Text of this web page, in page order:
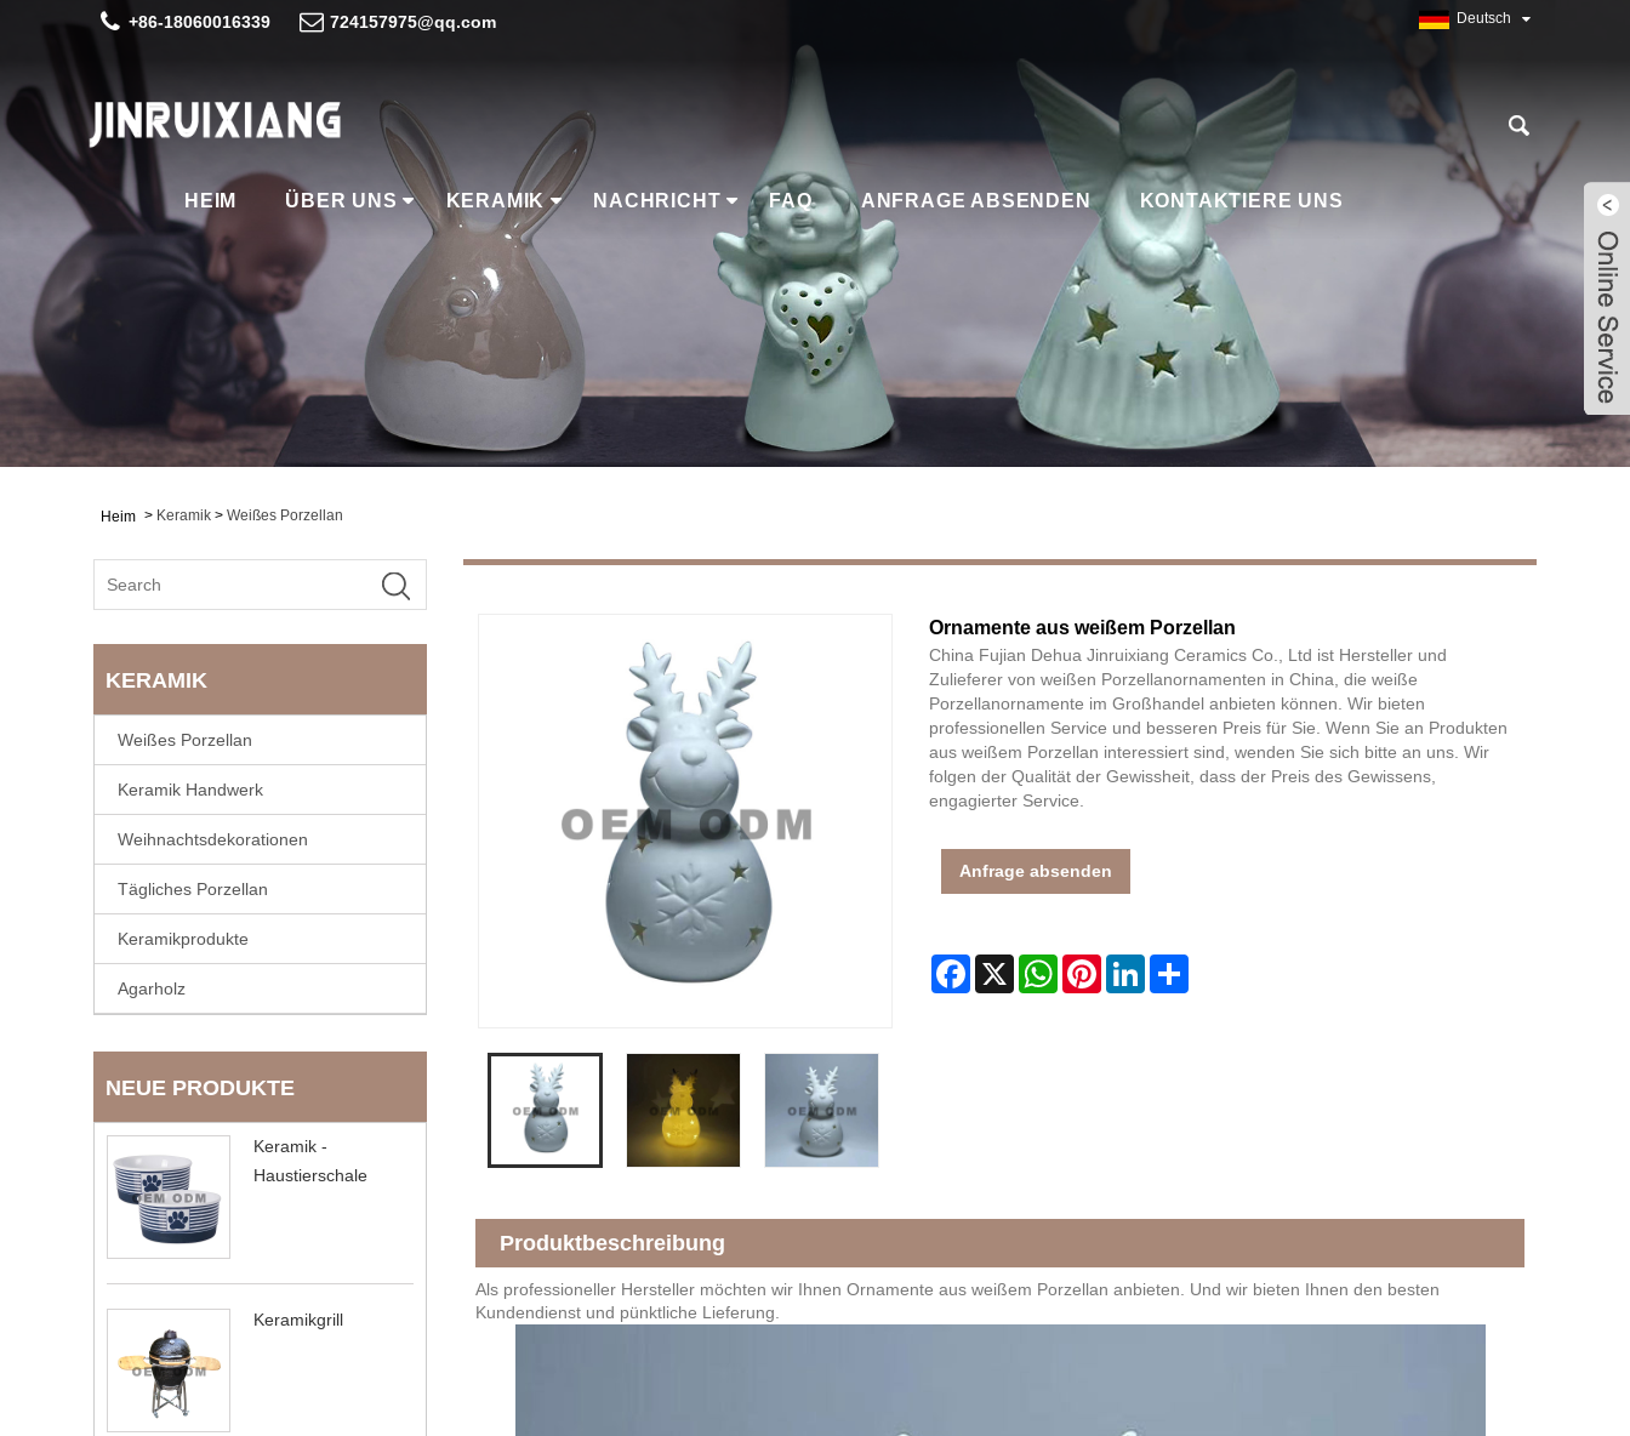
+86-18060016339 724157975@qq.com Deutsch
HEIM ÜBER UNS KERAMIK NACHRICHT FAQ ANFRAGE ABSENDEN KONTAKTIERE UNS
Heim > Keramik > Weißes Porzellan
KERAMIK
Weißes Porzellan
Keramik Handwerk
Weihnachtsdekorationen
Tägliches Porzellan
Keramikprodukte
Agarholz
NEUE PRODUKTE
Keramik -
Haustierschale
Keramikgrill
Ornamente aus weißem Porzellan
China Fujian Dehua Jinruixiang Ceramics Co., Ltd ist Hersteller und
Zulieferer von weißen Porzellanornamenten in China, die weiße
Porzellanornamente im Großhandel anbieten können. Wir bieten
professionellen Service und besseren Preis für Sie. Wenn Sie an Produkten
aus weißem Porzellan interessiert sind, wenden Sie sich bitte an uns. Wir
folgen der Qualität der Gewissheit, dass der Preis des Gewissens,
engagierter Service.
Anfrage absenden
Facebook
X WhatsAppPinterestLinkedInShare
Produktbeschreibung
Als professioneller Hersteller möchten wir Ihnen Ornamente aus weißem Porzellan anbieten. Und wir bieten Ihnen den besten
Kundendienst und pünktliche Lieferung.